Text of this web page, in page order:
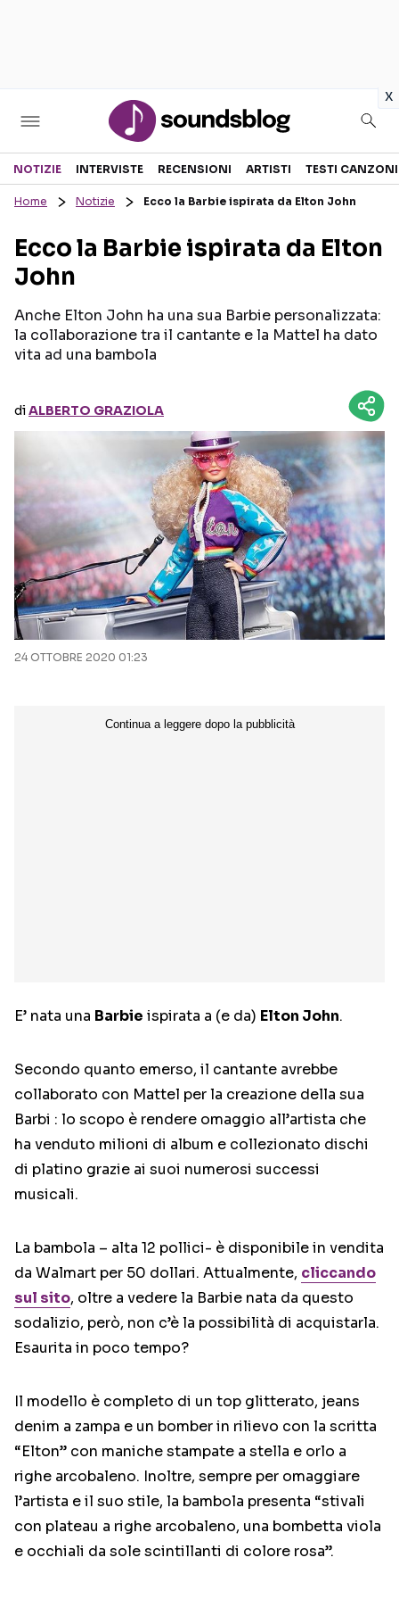
x
Sezioni
RECENSIONI MUSICALI
INTERVISTE
GOSSIP E CURIOSITÀ
TESTI CANZONI
TALENT SHOW
Seguici sui social
NOTIZIE INTERVISTE RECENSIONI ARTISTI TESTI CANZONI
Home Notizie Ecco la Barbie ispirata da Elton John
Ecco la Barbie ispirata da Elton
John
Anche Elton John ha una sua Barbie personalizzata:
la collaborazione tra il cantante e la Mattel ha dato
vita ad una bambola
diALBERTO GRAZIOLA
24 OTTOBRE 2020 01:23
E’ nata una Barbie ispirata a (e da) Elton John.
Secondo quanto emerso, il cantante avrebbe
collaborato con Mattel per la creazione della sua
Barbi : lo scopo è rendere omaggio all’artista che
ha venduto milioni di album e collezionato dischi
di platino grazie ai suoi numerosi successi
musicali.
La bambola – alta 12 pollici- è disponibile in vendita
da Walmart per 50 dollari. Attualmente, cliccando
sul sito, oltre a vedere la Barbie nata da questo
sodalizio, però, non c’è la possibilità di acquistarla.
Esaurita in poco tempo?
Il modello è completo di un top glitterato, jeans
denim a zampa e un bomber in rilievo con la scritta
“Elton” con maniche stampate a stella e orlo a
righe arcobaleno. Inoltre, sempre per omaggiare
l’artista e il suo stile, la bambola presenta “stivali
con plateau a righe arcobaleno, una bombetta viola
e occhiali da sole scintillanti di colore rosa”.